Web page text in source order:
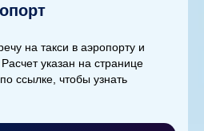
на такси в аэропорту и
указан на странице
ссылке, чтобы узнать